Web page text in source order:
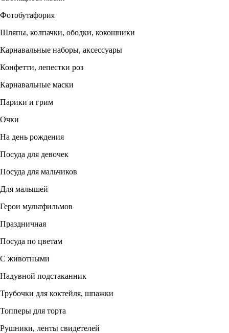
Фотобутафория
Шляпы, колпачки, ободки, кокошники
Карнавальные наборы, аксессуары
Конфетти, лепестки роз
Карнавальные маски
Парики и грим
Очки
На день рождения
Посуда для девочек
Посуда для мальчиков
Для малышей
Герои мультфильмов
Праздничная
Посуда по цветам
С животными
Надувной подстаканник
Трубочки для коктейля, шпажки
Топперы для торта
Рушники, ленты свидетелей